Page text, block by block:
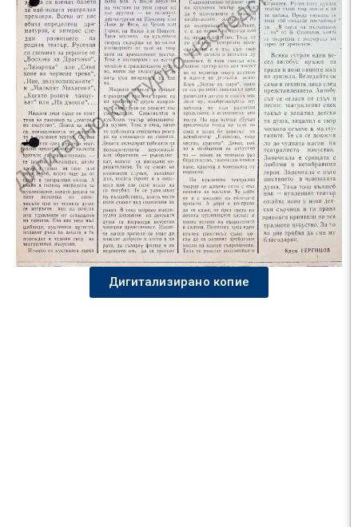
Дигитализирано копие